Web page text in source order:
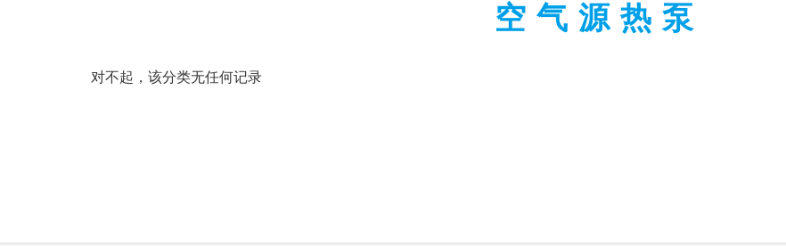
空气源热泵
对不起，该分类无任何记录